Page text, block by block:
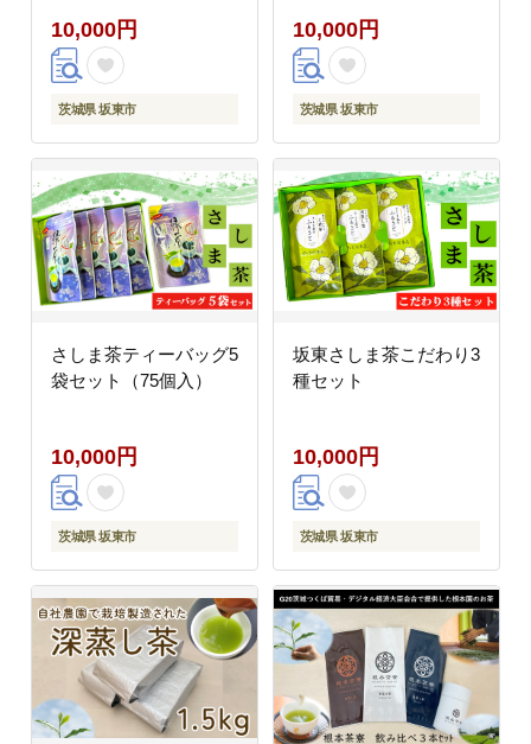
10,000円
茨城県 坂東市
10,000円
茨城県 坂東市
さしま茶ティーバッグ5
袋セット（75個入）
10,000円
茨城県 坂東市
坂東さしま茶こだわり3
種セット
10,000円
茨城県 坂東市